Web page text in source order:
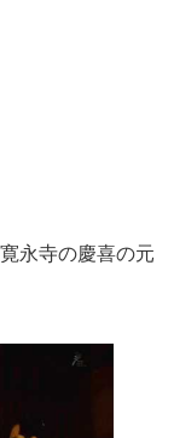
永寺の慶喜の元